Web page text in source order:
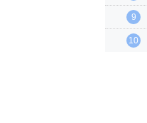
9
10